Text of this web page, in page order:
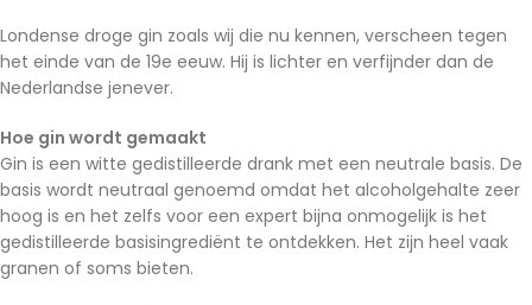
Londense droge gin zoals wij die nu kennen, verscheen tegen
het einde van de 19e eeuw. Hij is lichter en verfijnder dan de
Nederlandse jenever.
Hoe gin wordt gemaakt
Gin is een witte gedistilleerde drank met een neutrale basis. De
basis wordt neutraal genoemd omdat het alcoholgehalte zeer
hoog is en het zelfs voor een expert bijna onmogelijk is het
gedistilleerde basisingrediënt te ontdekken. Het zijn heel vaak
granen of soms bieten.